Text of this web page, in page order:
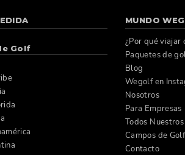
Golf
MUNDO
¿Por qué viajar
Paquetes de
Blog
Wegolf en
Nosotros
Para Empresas
Todos
Campos de Golf
Contacto